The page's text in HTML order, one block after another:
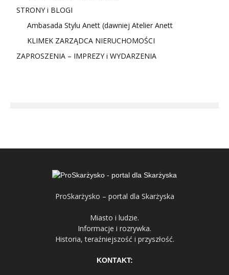
STRONY i BLOGI
Ambasada Stylu Anett (dawniej Atelier Anett
KLIMEK ZARZĄDCA NIERUCHOMOŚCI
ZAPROSZENIA – IMPREZY i WYDARZENIA
ProSkarżysko – portal dla Skarżyska
Miasto i ludzie.
Informacje i rozrywka.
Historia, teraźniejszość i przyszłość.
KONTAKT: